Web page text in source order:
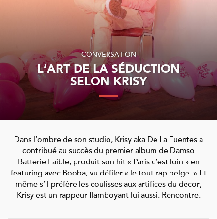
CONVERSATION
L’ART DE LA SÉDUCTION
SELON KRISY
Dans l’ombre de son studio, Krisy aka De La Fuentes a
contribué au succès du premier album de Damso
Batterie Faible, produit son hit « Paris c’est loin » en
featuring avec Booba, vu défiler « le tout rap belge. » Et
même s’il préfère les coulisses aux artifices du décor,
Krisy est un rappeur flamboyant lui aussi. Rencontre.